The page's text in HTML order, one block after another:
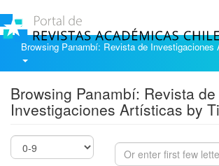
Browsing Panambí: Revista de
Browsing Panambí: Revista de
Investigaciones Artísticas by